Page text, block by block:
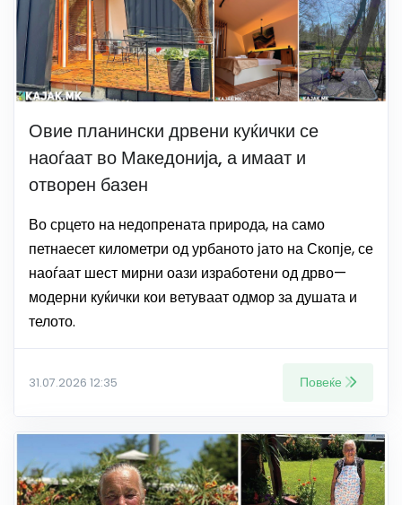
Овие планински дрвени куќички се
наоѓаат во Македонија, а имаат и
отворен базен
Во срцето на недопрената природа, на само
петнаесет километри од урбаното јато на Скопје, се
наоѓаат шест мирни оази изработени од дрво—
модерни куќички кои ветуваат одмор за душата и
телото.
31.07.2026 12:35 Повеќе